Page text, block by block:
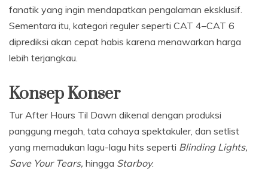
fanatik yang ingin mendapatkan pengalaman eksklusif.
Sementara itu, kategori reguler seperti CAT 4–CAT 6
diprediksi akan cepat habis karena menawarkan harga
lebih terjangkau.
Konsep Konser
Tur After Hours Til Dawn dikenal dengan produksi
panggung megah, tata cahaya spektakuler, dan setlist
yang memadukan lagu-lagu hits seperti Blinding Lights,
Save Your Tears, hingga Starboy.